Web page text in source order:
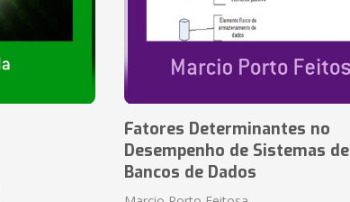
Fatores Determinantes no
Desempenho de Sistemas de
Bancos de Dados